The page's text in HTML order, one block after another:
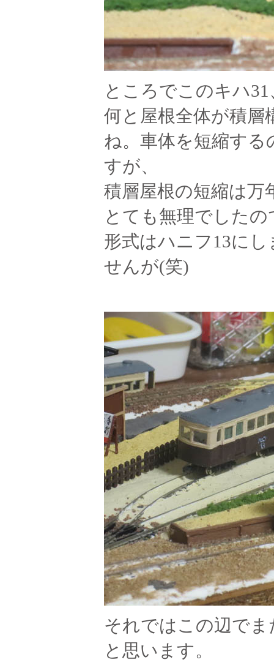
ところでこのキハ31
何と屋根全体が積層
ね。車体を短縮す
すが、
積層屋根の短縮は万
とても無理でした
形式はハニフ13に
せんが(笑)
それではこの辺で
と思います。